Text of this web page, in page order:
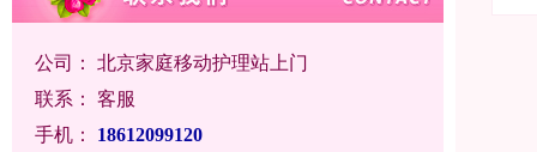
公司： 北京家庭移动护理站上门
联系： 客服
手机：
18612099120